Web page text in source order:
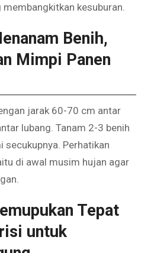
kesuburan.
Benih,
Mimpi Panen
jarak 60-70 cm antar
lubang. Tanam 2-3 benih
secukupnya. Perhatikan
di awal musim hujan agar
Tepat
untuk